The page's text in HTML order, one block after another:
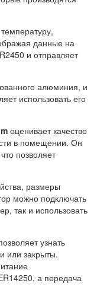
данные на
и отправляет
алюминия, и
использовать его
оценивает качество
в помещении. Он
позволяет
размеры
можно подключать
так и использовать
узнать
или закрыты.
а передача